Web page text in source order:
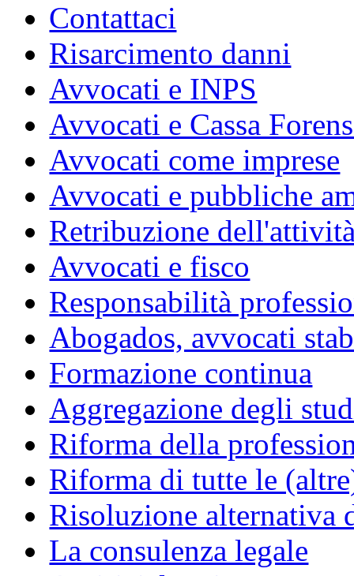
Contattaci
Risarcimento danni
Avvocati e INPS
Avvocati e Cassa
Avvocati come imprese
Avvocati e pubbliche
Retribuzione
Avvocati e fisco
Responsabilità
Abogados, avvocati
Formazione continua
Aggregazione degli
Riforma della
Riforma di tutte le
Risoluzione alternativa
La consulenza legale